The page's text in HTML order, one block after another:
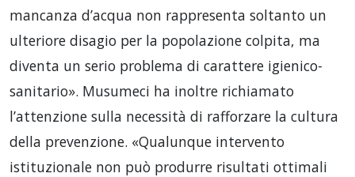
mancanza d’acqua non rappresenta soltanto un
ulteriore disagio per la popolazione colpita, ma
diventa un serio problema di carattere igienico-
sanitario». Musumeci ha inoltre richiamato
l’attenzione sulla necessità di rafforzare la cultura
della prevenzione. «Qualunque intervento
istituzionale non può produrre risultati ottimali